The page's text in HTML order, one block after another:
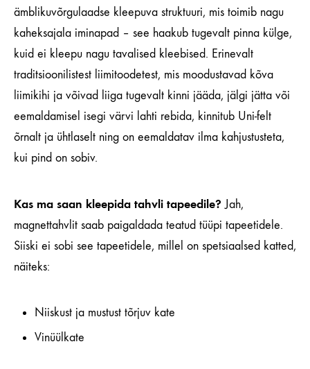
ämblikuvõrgulaadse kleepuva struktuuri, mis toimib nagu
kaheksajala iminapad – see haakub tugevalt pinna külge,
kuid ei kleepu nagu tavalised kleebised. Erinevalt
traditsioonilistest liimitoodetest, mis moodustavad kõva
liimikihi ja võivad liiga tugevalt kinni jääda, jälgi jätta või
eemaldamisel isegi värvi lahti rebida, kinnitub Uni-felt
õrnalt ja ühtlaselt ning on eemaldatav ilma kahjustusteta,
kui pind on sobiv.
Kas ma saan kleepida tahvli tapeedile?Jah,
magnettahvlit saab paigaldada teatud tüüpi tapeetidele.
Siiski ei sobi see tapeetidele, millel on spetsiaalsed katted,
näiteks:
Niiskust ja mustust tõrjuv kate
Vinüülkate